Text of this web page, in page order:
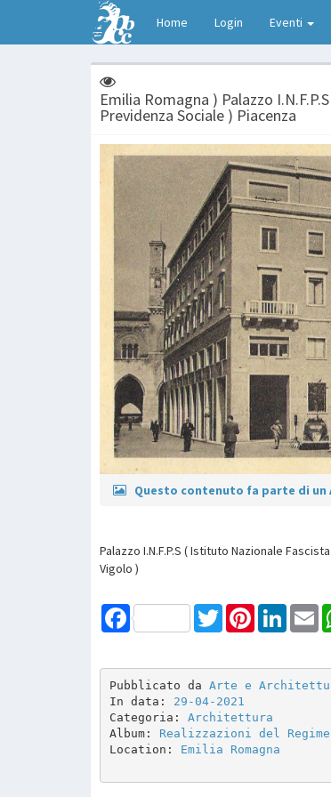
Home Login Eventi
Emilia Romagna ) Palazzo
Previdenza Sociale ) Piacenza
Questo contenuto fa parte di un
Palazzo I.N.F.P.S ( Istituto Nazionale
Vigolo )
Facebook TwitterPinterestLinkedIn
Pubblicato da Arte e
In data: 29-04-2021
Categoria: Architettura
Album: Realizzazioni del
Location: Emilia Romagna